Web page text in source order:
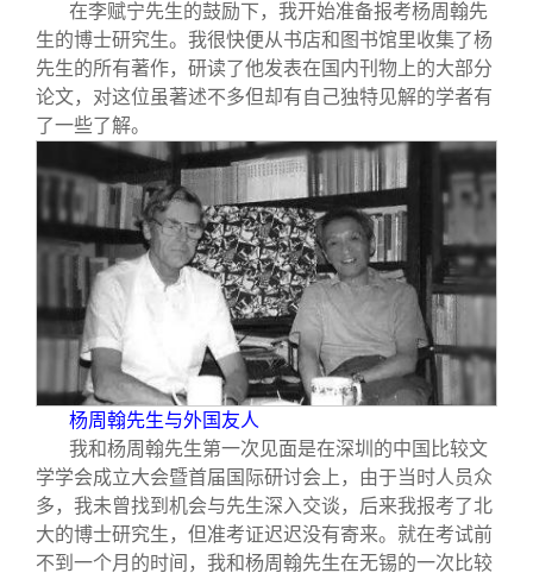
在李赋宁先生的鼓励下，我开始准备报考杨周翰先
生的博士研究生。我很快便从书店和图书馆里收集了杨
先生的所有著作，研读了他发表在国内刊物上的大部分
论文，对这位虽著述不多但却有自己独特见解的学者有
了一些了解。
杨周翰先生与外国友人
我和杨周翰先生第一次见面是在深圳的中国比较文
学学会成立大会暨首届国际研讨会上，由于当时人员众
多，我未曾找到机会与先生深入交谈，后来我报考了北
大的博士研究生，但准考证迟迟没有寄来。就在考试前
不到一个月的时间，我和杨周翰先生在无锡的一次比较